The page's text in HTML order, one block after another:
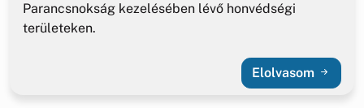
Parancsnokság kezelésében lévő honvédségi
területeken.
Elolvasom